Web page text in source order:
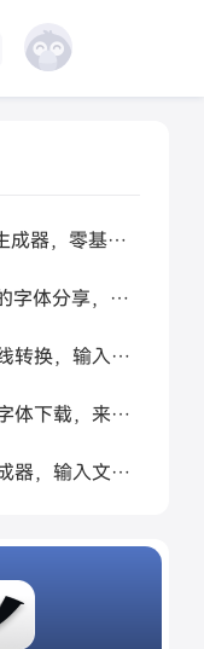
5 款在线艺术字生成器，零基础做高级感标题
13款适合做PPT的字体分享，让你的PPT更好看
免费镂空字体在线转换，输入文字秒生成可复制空心艺术字
免费商用的喷漆字体下载，来试试让 AI 帮你生成
毛笔书法在线生成器，输入文字秒变书法大家